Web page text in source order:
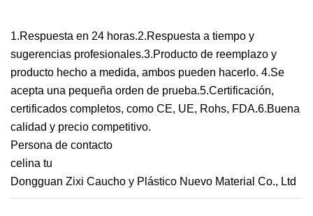
1.Respuesta en 24 horas.2.Respuesta a tiempo y
sugerencias profesionales.3.Producto de reemplazo y
producto hecho a medida, ambos pueden hacerlo. 4.Se
acepta una pequeña orden de prueba.5.Certificación,
certificados completos, como CE, UE, Rohs, FDA.6.Buena
calidad y precio competitivo.
Persona de contacto
celina tu
Dongguan Zixi Caucho y Plástico Nuevo Material Co., Ltd